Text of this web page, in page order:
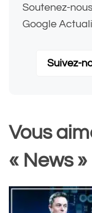
Soutenez-
Google
Suivez-
Vous
« News »